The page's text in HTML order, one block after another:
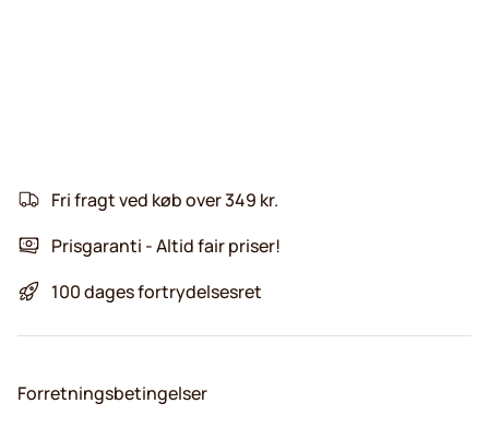
Fri fragt ved køb over 349 kr.
Prisgaranti - Altid fair priser!
100 dages fortrydelsesret
Forretningsbetingelser